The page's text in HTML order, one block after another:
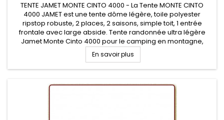
TENTE JAMET MONTE CINTO 4000 - La Tente MONTE CINTO
4000 JAMET est une tente dôme légère, toile polyester
ripstop robuste, 2 places, 2 saisons, simple toit, 1 entrée
frontale avec large abside. Tente randonnée ultra légère
Jamet Monte Cinto 4000 pour le camping en montagne,
profilée en forme de tunnel pour une meilleure tenue au vent
En savoir plus